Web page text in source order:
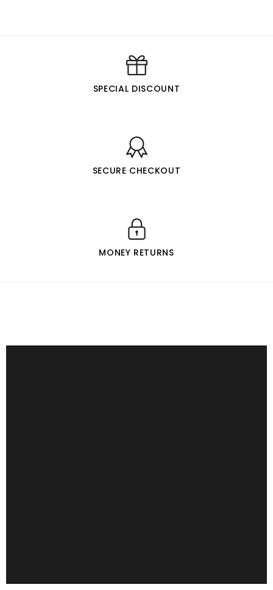
SPECIAL DISCOUNT
SECURE CHECKOUT
MONEY RETURNS